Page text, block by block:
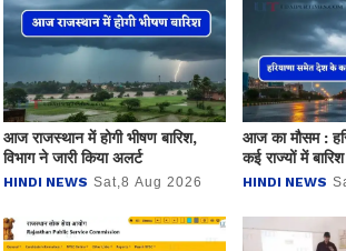
आज राजस्थान में होगी भीषण बारिश,
विभाग ने जारी किया अलर्ट
HINDI NEWS Sat,8 Aug 2026
आज का मौसम :
कई राज्यों में
पूर्वानुमान
HINDI NEWS